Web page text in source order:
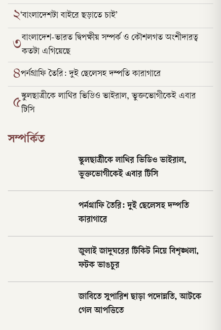
২‘বাংলাদেশটা বাইরে ছড়াতে চাই’
৩বাংলাদেশ-ভারত দ্বিপক্ষীয় সম্পর্ক ও কৌশলগত অংশীদারত্ব
কতটা এগিয়েছে
৪পর্নগ্রাফি তৈরি: দুই ছেলেসহ দম্পতি কারাগারে
৫স্কুলছাত্রীকে লাথির ভিডিও ভাইরাল, ভুক্তভোগীকেই এবার
টিসি
সম্পর্কিত
স্কুলছাত্রীকে লাথির ভিডিও ভাইরাল,
ভুক্তভোগীকেই এবার টিসি
পর্নগ্রাফি তৈরি: দুই ছেলেসহ দম্পতি
কারাগারে
জুলাই জাদুঘরের টিকিট নিয়ে বিশৃঙ্খলা,
ফটক ভাঙচুর
জাবিতে সুপারিশ ছাড়া পদোন্নতি, আটকে
গেল আপত্তিতে